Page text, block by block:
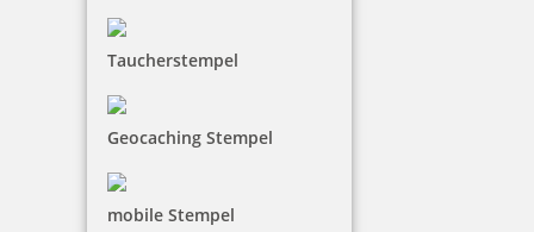
Taucherstempel
Geocaching Stempel
mobile Stempel
Trodat Printy 4908 Textstempel 15x7 mm